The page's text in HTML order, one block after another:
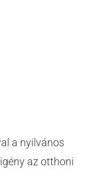
a nyilvános
az otthoni